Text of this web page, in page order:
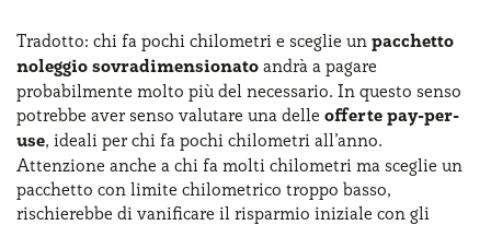
Tradotto: chi fa pochi chilometri e sceglie un pacchetto
noleggio sovradimensionato andrà a pagare
probabilmente molto più del necessario. In questo senso
potrebbe aver senso valutare una delle offerte pay-per-
use, ideali per chi fa pochi chilometri all’anno.
Attenzione anche a chi fa molti chilometri ma sceglie un
pacchetto con limite chilometrico troppo basso,
rischierebbe di ​vanificare ​il risparmio ​iniziale con gli